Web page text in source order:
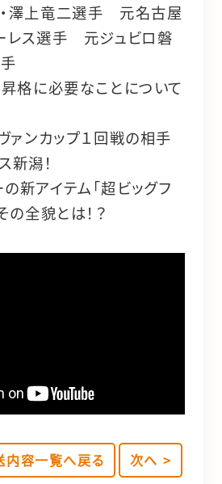
・澤上竜二選手 元名古屋
レス選手 元ジュビロ磐
格に必要なことについて
ァンカップ１回戦の相手
新潟！
新アイテム「超ビッグフ
の全貌とは！？
内容一覧へ戻る 次へ >